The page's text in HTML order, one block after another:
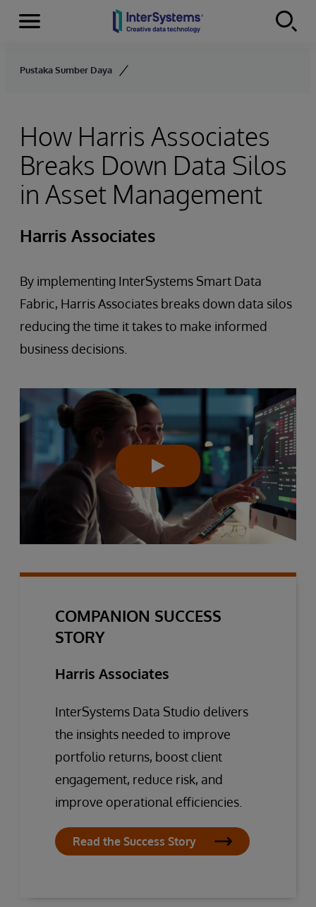
Skip to content
Menu
Pustaka Sumber Daya
How Harris Associates
Breaks Down Data Silos
in Asset Management
Harris Associates
By implementing InterSystems Smart Data
Fabric, Harris Associates breaks down data silos
reducing the time it takes to make informed
business decisions.
COMPANION SUCCESS
STORY
Harris Associates
InterSystems Data Studio delivers
the insights needed to improve
portfolio returns, boost client
engagement, reduce risk, and
improve operational efficiencies.
Read the Success Story